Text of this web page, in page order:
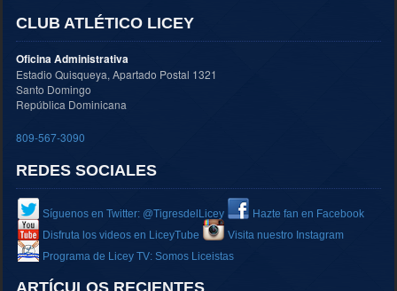
CLUB ATLÉTICO LICEY
Oficina Administrativa
Estadio Quisqueya, Apartado Postal 1321
Santo Domingo
República Dominicana
809-567-3090
REDES SOCIALES
Síguenos en Twitter: @TigresdelLicey
Hazte fan en Facebook
Disfruta los videos en LiceyTube
Visita nuestro Instagram
Programa de Licey TV: Somos Liceistas
ARTÍCULOS RECIENTES